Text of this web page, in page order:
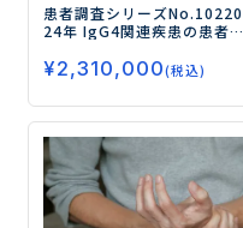
患者調査シリーズNo.10220
24年 IgG4関連疾患の患者調
況、薬物治療の満足度・不
満点および安全性の高い注
射薬に対するニーズを中心
に調査―
¥2,310,000(税込)